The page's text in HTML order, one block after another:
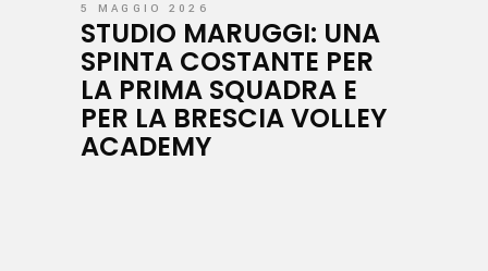
5 MAGGIO 2026
STUDIO MARUGGI: UNA
SPINTA COSTANTE PER
LA PRIMA SQUADRA E
PER LA BRESCIA VOLLEY
ACADEMY